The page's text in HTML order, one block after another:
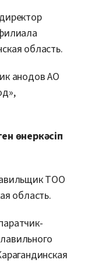
область.
анодов АО
өнеркәсіп
ТОО
область.